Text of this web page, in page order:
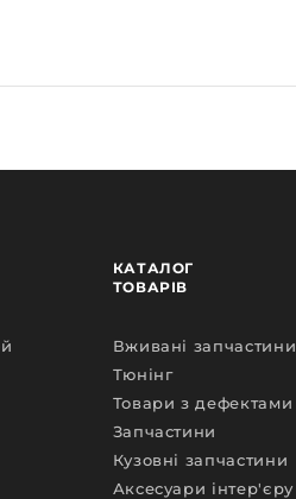
КАТАЛОГ
ТОВАРІВ
Вживані запчастини
Тюнінг
Товари з дефектами
Запчастини
Кузовні запчастини
Аксесуари інтер'єру